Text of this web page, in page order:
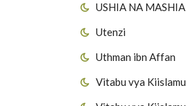
USHIA NA MASHIA
Utenzi
Uthman ibn Affan
Vitabu vya Kiislamu